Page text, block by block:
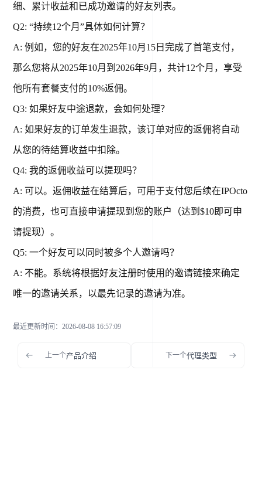
细、累计收益和已成功邀请的好友列表。
Q2: “持续12个月”具体如何计算？
A: 例如，您的好友在2025年10月15日完成了首笔支付，
那么您将从2025年10月到2026年9月，共计12个月，享受
他所有套餐支付的10%返佣。
Q3: 如果好友中途退款，会如何处理？
A: 如果好友的订单发生退款，该订单对应的返佣将自动
从您的待结算收益中扣除。
Q4: 我的返佣收益可以提现吗？
A: 可以。返佣收益在结算后，可用于支付您后续在IPOcto
的消费，也可直接申请提现到您的账户（达到$10即可申
请提现）。
Q5: 一个好友可以同时被多个人邀请吗？
A: 不能。系统将根据好友注册时使用的邀请链接来确定
唯一的邀请关系，以最先记录的邀请为准。
最近更新时间 ：2026-08-08 16:57:09
上一个产品介绍 下一个代理类型